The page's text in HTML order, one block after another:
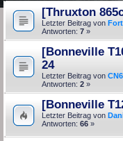
[Thruxton
Letzter Beitrag von
Antworten: 7 »
[Bonneville
24
Letzter Beitrag von
Antworten: 2 »
[Bonneville
Letzter Beitrag von
Antworten: 66 »